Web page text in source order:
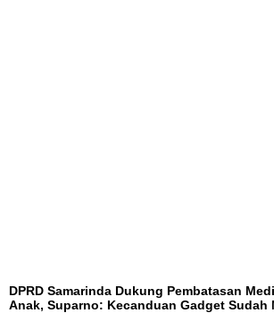
DPRD Samarinda Dukung Pembatasan
Anak, Suparno: Kecanduan Gadget Sudah